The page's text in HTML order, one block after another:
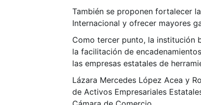
También se proponen fortalecer
Internacional y ofrecer mayores
Como tercer punto, la institución
la facilitación de
las empresas estatales de
Lázara Mercedes López Acea y
de Activos Empresariales